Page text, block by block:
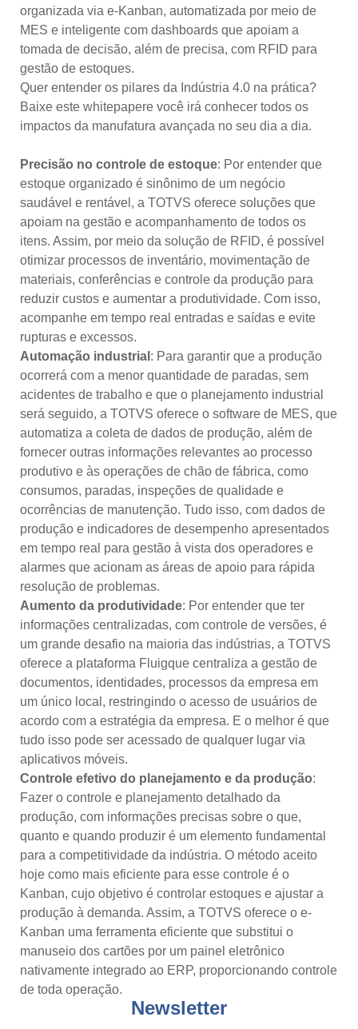
organizada via e-Kanban, automatizada por meio de
MES e inteligente com dashboards que apoiam a
tomada de decisão, além de precisa, com RFID para
gestão de estoques.
Quer entender os pilares da Indústria 4.0 na prática?
Baixe este whitepapere você irá conhecer todos os
impactos da manufatura avançada no seu dia a dia.
Precisão no controle de estoque: Por entender que
estoque organizado é sinônimo de um negócio
saudável e rentável, a TOTVS oferece soluções que
apoiam na gestão e acompanhamento de todos os
itens. Assim, por meio da solução de RFID, é possível
otimizar processos de inventário, movimentação de
materiais, conferências e controle da produção para
reduzir custos e aumentar a produtividade. Com isso,
acompanhe em tempo real entradas e saídas e evite
rupturas e excessos.
Automação industrial : Para garantir que a produção
ocorrerá com a menor quantidade de paradas, sem
acidentes de trabalho e que o planejamento industrial
será seguido, a TOTVS oferece o software de MES, que
automatiza a coleta de dados de produção, além de
fornecer outras informações relevantes ao processo
produtivo e às operações de chão de fábrica, como
consumos, paradas, inspeções de qualidade e
ocorrências de manutenção. Tudo isso, com dados de
produção e indicadores de desempenho apresentados
em tempo real para gestão à vista dos operadores e
alarmes que acionam as áreas de apoio para rápida
resolução de problemas.
Aumento da produtividade: Por entender que ter
informações centralizadas, com controle de versões, é
um grande desafio na maioria das indústrias, a TOTVS
oferece a plataforma Fluigque centraliza a gestão de
documentos, identidades, processos da empresa em
um único local, restringindo o acesso de usuários de
acordo com a estratégia da empresa. E o melhor é que
tudo isso pode ser acessado de qualquer lugar via
aplicativos móveis.
Controle efetivo do planejamento e da produção:
Fazer o controle e planejamento detalhado da
produção, com informações precisas sobre o que,
quanto e quando produzir é um elemento fundamental
para a competitividade da indústria. O método aceito
hoje como mais eficiente para esse controle é o
Kanban, cujo objetivo é controlar estoques e ajustar a
produção à demanda. Assim, a TOTVS oferece o e-
Kanban uma ferramenta eficiente que substitui o
manuseio dos cartões por um painel eletrônico
nativamente integrado ao ERP, proporcionando controle
de toda operação.
Newsletter